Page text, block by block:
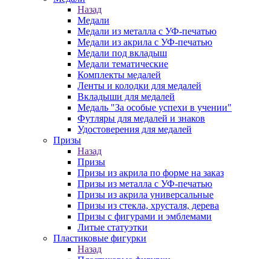
Назад
Медали
Медали из металла с УФ-печатью
Медали из акрила с УФ-печатью
Медали под вкладыш
Медали тематические
Комплекты медалей
Ленты и колодки для медалей
Вкладыши для медалей
Медаль "За особые успехи в учении"
Футляры для медалей и знаков
Удостоверения для медалей
Призы
Назад
Призы
Призы из акрила по форме на заказ
Призы из металла с УФ-печатью
Призы из акрила универсальные
Призы из стекла, хрусталя, дерева
Призы с фигурами и эмблемами
Литые статуэтки
Пластиковые фигурки
Назад